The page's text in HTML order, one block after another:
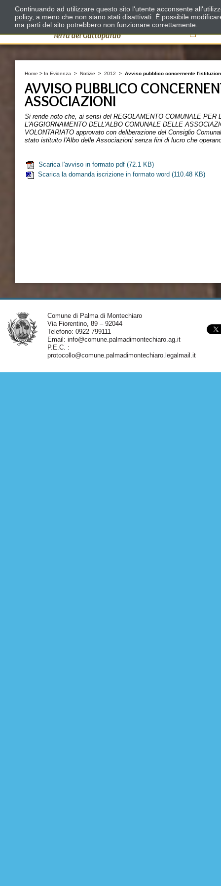
Il
Home > In Evidenza > Notizie > 2012 > Avviso pubblico concernente
AVVISO PUBBLICO
ASSOCIAZIONI
Si rende noto che, ai sensi del REGOLAMENTO COMUNALE PER
L'AGGIORNAMENTO DELL'ALBO COMUNALE DELLE
VOLONTARIATO approvato con deliberazione del Consiglio
stato istituito l'Albo delle Associazioni senza fini di lucro che
Scarica l'avviso in formato pdf (72.1 KB)
Scarica la domanda iscrizione in formato word (110.48 KB)
Comune di Palma di Montechiaro
Via Fiorentino, 89 – 92044
Telefono: 0922 799111
Email: info@comune.palmadimontechiaro.ag.it
P.E.C. :
protocollo@comune.palmadimontechiaro.legalmail.it
Continuando ad utilizzare questo sito l'utente acconsente
policy, a meno che non siano stati disattivati. È possibile
ma parti del sito potrebbero non funzionare correttamente.